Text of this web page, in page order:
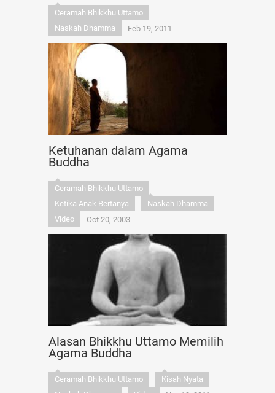
Ceramah Bhikkhu Uttamo
Naskah Dhamma
Feb 19, 2011
Ketuhanan dalam Agama
Buddha
Ceramah Bhikkhu Uttamo
Ketika Anak Bertanya
Naskah Dhamma
Video
Oct 20, 2003
Alasan Bhikkhu Uttamo Memilih
Agama Buddha
Ceramah Bhikkhu Uttamo
Kisah Nyata